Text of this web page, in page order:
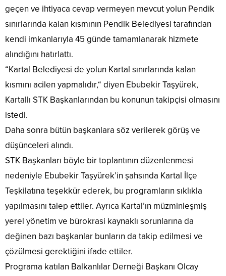
geçen ve ihtiyaca cevap vermeyen mevcut yolun Pendik
sınırlarında kalan kısmının Pendik Belediyesi tarafından
kendi imkanlarıyla 45 günde tamamlanarak hizmete
alındığını hatırlattı.
“Kartal Belediyesi de yolun Kartal sınırlarında kalan
kısmını acilen yapmalıdır,“ diyen Ebubekir Taşyürek,
Kartallı STK Başkanlarından bu konunun takipçisi olmasını
istedi.
Daha sonra bütün başkanlara söz verilerek görüş ve
düşünceleri alındı.
STK Başkanları böyle bir toplantının düzenlenmesi
nedeniyle Ebubekir Taşyürek’in şahsında Kartal İlçe
Teşkilatına teşekkür ederek, bu programların sıklıkla
yapılmasını talep ettiler. Ayrıca Kartal’ın müzminleşmiş
yerel yönetim ve bürokrasi kaynaklı sorunlarına da
değinen bazı başkanlar bunların da takip edilmesi ve
çözülmesi gerektiğini ifade ettiler.
Programa katılan Balkanlılar Derneği Başkanı Olcay